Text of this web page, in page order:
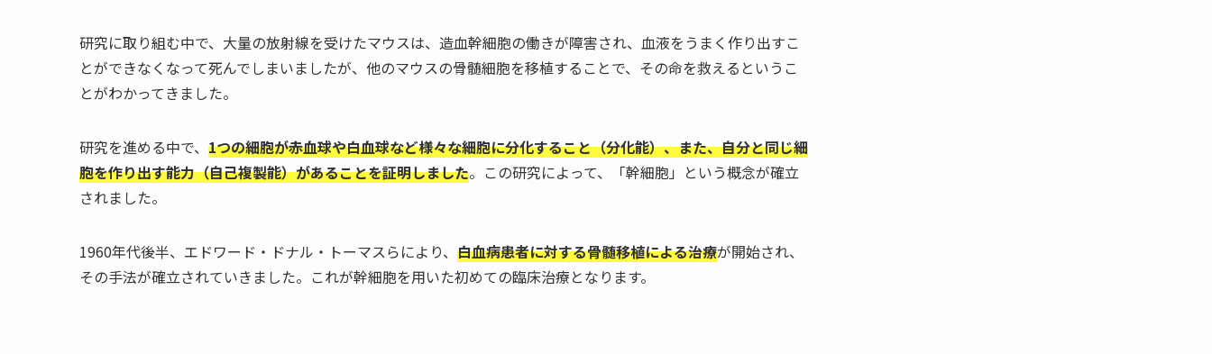
研究に取り組む中で、大量の放射線を受けたマウスは、造血幹細胞の働きが障害され、血液をうまく作り出すこ
とができなくなって死んでしまいましたが、他のマウスの骨髄細胞を移植することで、その命を救えるというこ
とがわかってきました。
研究を進める中で、 1つの細胞が赤血球や白血球など様々な細胞に分化すること（分化能）、また、自分と同じ細
胞を作り出す能力（自己複製能）があることを証明しました。この研究によって、「幹細胞」という概念が確立
されました。
1960年代後半、エドワード・ドナル・トーマスらにより、 白血病患者に対する骨髄移植による治療が開始され、
その手法が確立されていきました。これが幹細胞を用いた初めての臨床治療となります。